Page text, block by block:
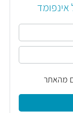
אינפומד
מהאתר